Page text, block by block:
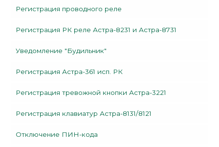
Регистрация проводного реле
Регистрация РК реле Астра-8231 и Астра-8731
Уведомление "Будильник"
Регистрация Астра-361 исп. РК
Регистрация тревожной кнопки Астра-3221
Регистрация клавиатур Астра-8131/8121
Отключение ПИН-кода